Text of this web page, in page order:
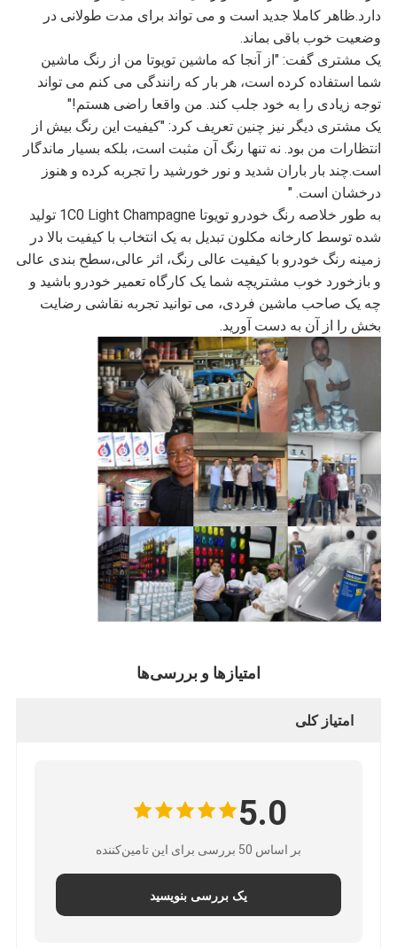
دارد.ظاهر کاملا جدید است و می تواند برای مدت طولانی در
وضعیت خوب باقی بماند.
یک مشتری گفت: "از آنجا که ماشین تویوتا من از رنگ ماشین
شما استفاده کرده است، هر بار که رانندگی می کنم می تواند
توجه زیادی را به خود جلب کند. من واقعا راضی هستم!"
یک مشتری دیگر نیز چنین تعریف کرد: "کیفیت این رنگ بیش از
انتظارات من بود. نه تنها رنگ آن مثبت است، بلکه بسیار ماندگار
است.چند بار باران شدید و نور خورشید را تجربه کرده و هنوز
درخشان است. "
به طور خلاصه رنگ خودرو تویوتا 1C0 Light Champagne تولید
شده توسط کارخانه مکلون تبدیل به یک انتخاب با کیفیت بالا در
زمینه رنگ خودرو با کیفیت عالی رنگ، اثر عالی،سطح بندی عالی
و بازخورد خوب مشتریچه شما یک کارگاه تعمیر خودرو باشید و
چه یک صاحب ماشین فردی، می توانید تجربه نقاشی رضایت
بخش را از آن به دست آورید.
امتیازها و بررسی‌ها
امتیاز کلی
5.0
بر اساس 50 بررسی برای این تامین‌کننده
یک بررسی بنویسید